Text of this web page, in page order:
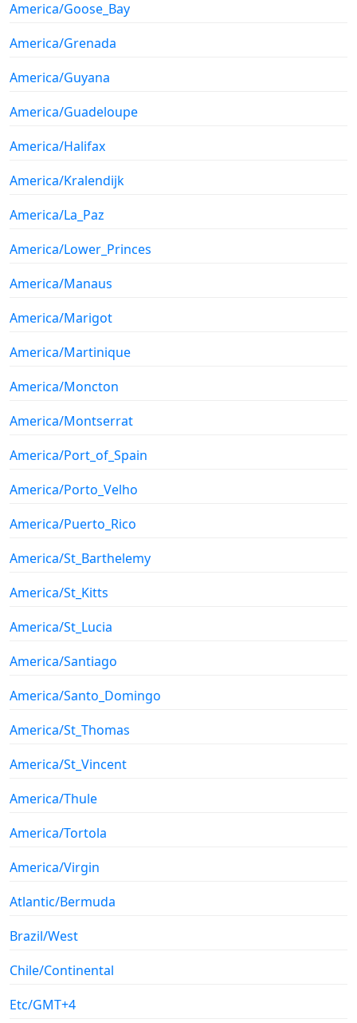
America/Goose_Bay
America/Grenada
America/Guyana
America/Guadeloupe
America/Halifax
America/Kralendijk
America/La_Paz
America/Lower_Princes
America/Manaus
America/Marigot
America/Martinique
America/Moncton
America/Montserrat
America/Port_of_Spain
America/Porto_Velho
America/Puerto_Rico
America/St_Barthelemy
America/St_Kitts
America/St_Lucia
America/Santiago
America/Santo_Domingo
America/St_Thomas
America/St_Vincent
America/Thule
America/Tortola
America/Virgin
Atlantic/Bermuda
Brazil/West
Chile/Continental
Etc/GMT+4